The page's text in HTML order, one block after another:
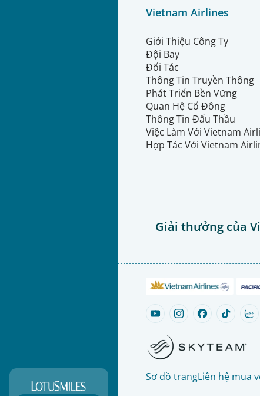
Vietnam Airlines
Giới Thiệu Công Ty
Đội Bay
Đối Tác
Thông Tin Truyền Thông
Phát Triển Bền Vững
Quan Hệ Cổ Đông
Thông Tin Đấu Thầu
Việc Làm Với Vietnam
Hợp Tác Với Vietnam
Giải thưởng của
Sơ đồ trangLiên hệ mua